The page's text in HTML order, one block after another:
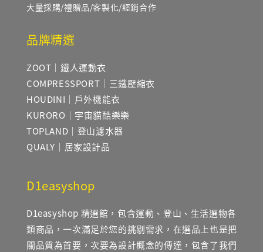
大量採購/禮贈品/客製化/經銷合作
品牌精選
ZOOT｜鐵人運動衣
COMPRESSPORT｜三鐵壓縮衣
HOUDINI｜戶外機能衣
KURORO｜宇宙貓酷樂樂
TOPLAND｜登山濾水器
QUALY｜居家設計品
D1easyshop
D1easyshop 精選館，包含運動、登山、生活選物各
類商品，一次滿足於您的挑剔需求，在選品上也是把
關品質為首要，次要為設計概念的傳達，包含了我們